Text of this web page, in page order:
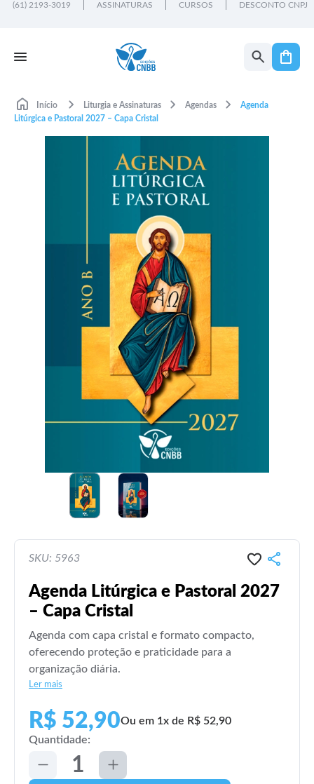
(61) 2193-3019 ASSINATURAS CURSOS DESCONTO CNPJ
Início Liturgia e Assinaturas Agendas
Agenda
Litúrgica e Pastoral 2027 – Capa Cristal
SKU: 5963
Agenda Litúrgica e Pastoral 2027
– Capa Cristal
Agenda com capa cristal e formato compacto,
oferecendo proteção e praticidade para a
organização diária.
Ler mais
R$ 52,90Ou em 1x de R$ 52,90
Quantidade: